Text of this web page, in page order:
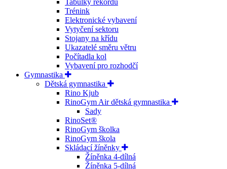
Tabulky rekordů
Trénink
Elektronické vybavení
Vytyčení sektoru
Stojany na křídu
Ukazatelé směru větru
Počítadla kol
Vybavení pro rozhodčí
Gymnastika
Dětská gymnastika
Rino Kjub
RinoGym Air dětská gymnastika
Sady
RinoSet®
RinoGym školka
RinoGym škola
Skládací žíněnky
Žíněnka 4-dílná
Žíněnka 5-dílná